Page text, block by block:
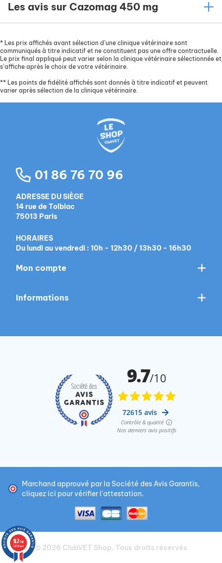
Les avis sur Cazomag 450 mg
* Les prix affichés avant sélection d’une clinique vétérinaire sont
communiqués à titre indicatif et ne constituent pas une offre contractuelle.
Le prix final appliqué peut varier selon la clinique vétérinaire sélectionnée et
s’affiche après le choix de votre vétérinaire.
** Les points de fidélité affichés sont donnés à titre indicatif et peuvent
varier après sélection de la clinique vétérinaire.
01 86 76 70 96
ADRESSE DU SIÈGE
14 rue de Tolbiac
75013 Paris
HORAIRES
Du lundi au vendredi : 10h - 12h30 / 13h30 - 16h30
Mon compte
Informations
Marchand approuvé par la Société des Avis Garantis,
cliquez ici pour vérifier l'attestation.
© 2026 ClubVET Shop. Tous droits réservés
9.7/10
72615 avis